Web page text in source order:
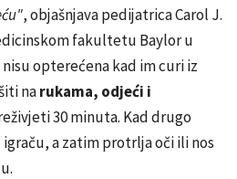
, objašnjava pedijatrica Carol J.
fakultetu Baylor u
opterećena kad im curi iz
narukama, odjeći i
30 minuta. Kad drugo
a zatim protrlja oči ili nos